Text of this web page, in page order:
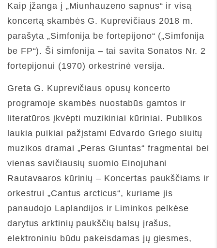
Kaip įžanga į „Miunhauzeno sapnus“ ir visą
koncertą skambės G. Kuprevičiaus 2018 m.
parašyta „Simfonija be fortepijono“ („Simfonija
be FP“). Ši simfonija – tai savita Sonatos Nr. 2
fortepijonui (1970) orkestrinė versija.
Greta G. Kuprevičiaus opusų koncerto
programoje skambės nuostabūs gamtos ir
literatūros įkvėpti muzikiniai kūriniai. Publikos
laukia puikiai pažįstami Edvardo Griego siuitų
muzikos dramai „Peras Giuntas“ fragmentai bei
vienas savičiausių suomio Einojuhani
Rautavaaros kūrinių – Koncertas paukščiams ir
orkestrui „Cantus arcticus“, kuriame jis
panaudojo Laplandijos ir Liminkos pelkėse
darytus arktinių paukščių balsų įrašus,
elektroniniu būdu pakeisdamas jų giesmes,